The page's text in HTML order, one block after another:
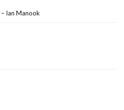
Ian Manook